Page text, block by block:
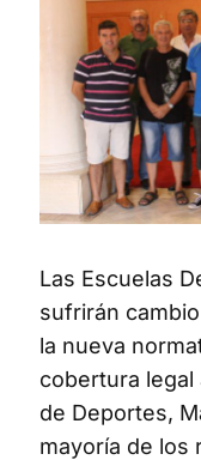
Las Escuelas
sufrirán
la nueva
cobertura legal
de Deportes,
mayoría de los